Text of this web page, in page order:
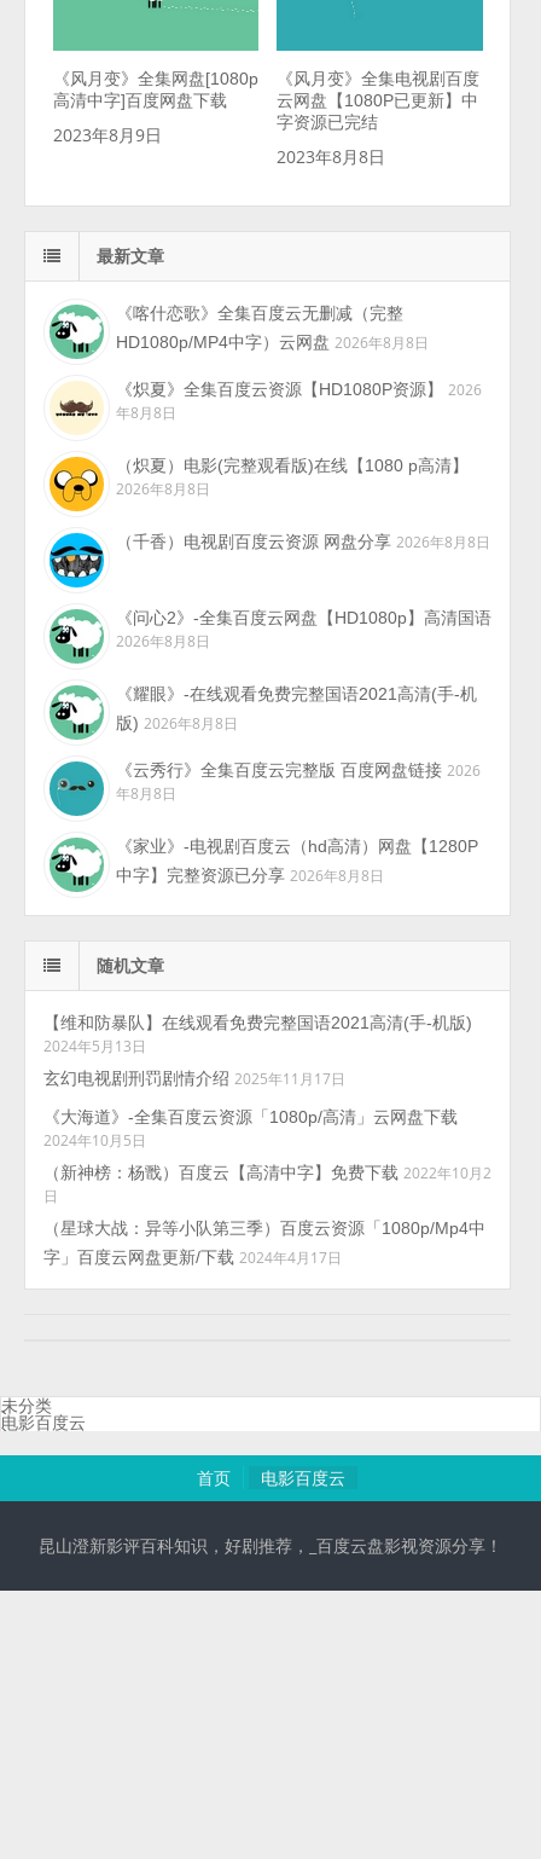
《风月变》全集网盘[1080p
高清中字]百度网盘下载
2023年8月9日
《风月变》全集电视剧百度
云网盘【1080P已更新】中
字资源已完结
2023年8月8日
最新文章
《喀什恋歌》全集百度云无删减（完整
HD1080p/MP4中字）云网盘 2026年8月8日
《炽夏》全集百度云资源【HD1080P资源】
2026
年8月8日
（炽夏）电影(完整观看版)在线【1080 p高清】
2026年8月8日
（千香）电视剧百度云资源 网盘分享 2026年8月8日
《问心2》-全集百度云网盘【HD1080p】高清国语
2026年8月8日
《耀眼》-在线观看免费完整国语2021高清(手-机
版) 2026年8月8日
《云秀行》全集百度云完整版 百度网盘链接 2026
年8月8日
《家业》-电视剧百度云（hd高清）网盘【1280P
中字】完整资源已分享 2026年8月8日
随机文章
【维和防暴队】在线观看免费完整国语2021高清(手-机版)
2024年5月13日
玄幻电视剧刑罚剧情介绍 2025年11月17日
《大海道》-全集百度云资源「1080p/高清」云网盘下载
2024年10月5日
（新神榜：杨戬）百度云【高清中字】免费下载 2022年10月2
日
（星球大战：异等小队第三季）百度云资源「1080p/Mp4中
字」百度云网盘更新/下载 2024年4月17日
未分类
电影百度云
首页 电影百度云
昆山澄新影评百科知识，好剧推荐，_百度云盘影视资源分享！